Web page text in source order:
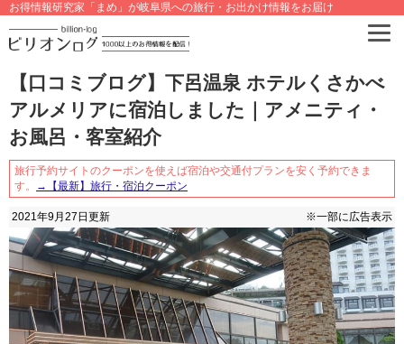
お得情報研究家「まめ」が岐阜県への旅行・お出かけ情報をお届け
【口コミブログ】下呂温泉 ホテルくさかべ
アルメリアに宿泊しました｜アメニティ・
お風呂・客室紹介
旅行予約サイトのクーポンを使えば宿泊や交通付プランを安く予約できま
す。
→【最新】旅行・宿泊クーポン
2021年9月27日 更新 ※一部に広告表示